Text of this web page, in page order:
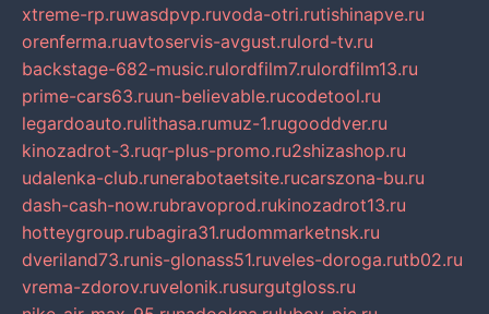
xtreme-rp.ruwasdpvp.ruvoda-otri.rutishinapve.ru
orenferma.ruavtoservis-avgust.rulord-tv.ru
backstage-682-music.rulordfilm7.rulordfilm13.ru
prime-cars63.ruun-believable.rucodetool.ru
legardoauto.rulithasa.rumuz-1.rugooddver.ru
kinozadrot-3.ruqr-plus-promo.ru2shizashop.ru
udalenka-club.runerabotaetsite.rucarszona-bu.ru
dash-cash-now.rubravoprod.rukinozadrot13.ru
hotteygroup.rubagira31.rudommarketnsk.ru
dveriland73.runis-glonass51.ruveles-doroga.rutb02.ru
vrema-zdorov.ruvelonik.rusurgutgloss.ru